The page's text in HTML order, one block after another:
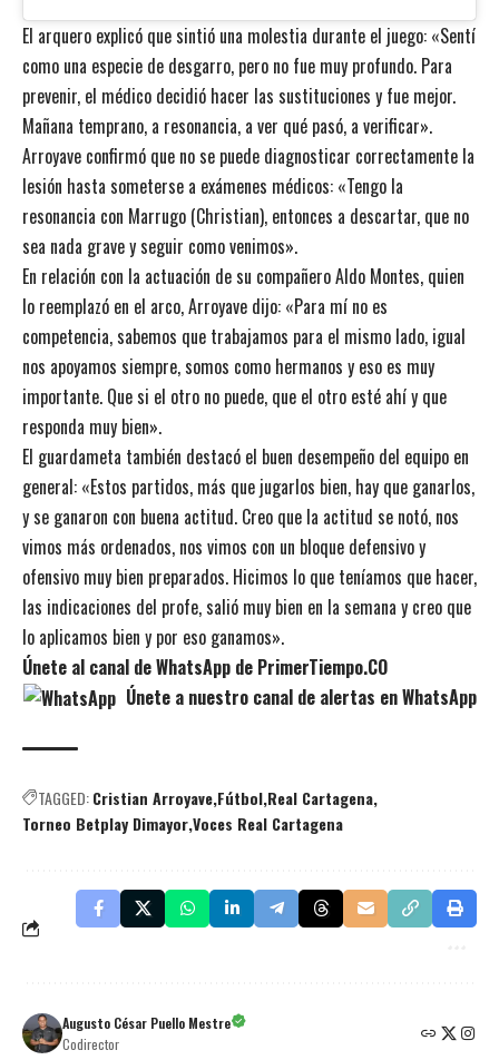
El arquero explicó que sintió una molestia durante el juego: «Sentí
como una especie de desgarro, pero no fue muy profundo. Para
prevenir, el médico decidió hacer las sustituciones y fue mejor.
Mañana temprano, a resonancia, a ver qué pasó, a verificar».
Arroyave confirmó que no se puede diagnosticar correctamente la
lesión hasta someterse a exámenes médicos: «Tengo la
resonancia con Marrugo (Christian), entonces a descartar, que no
sea nada grave y seguir como venimos».
En relación con la actuación de su compañero Aldo Montes, quien
lo reemplazó en el arco, Arroyave dijo: «Para mí no es
competencia, sabemos que trabajamos para el mismo lado, igual
nos apoyamos siempre, somos como hermanos y eso es muy
importante. Que si el otro no puede, que el otro esté ahí y que
responda muy bien».
El guardameta también destacó el buen desempeño del equipo en
general: «Estos partidos, más que jugarlos bien, hay que ganarlos,
y se ganaron con buena actitud. Creo que la actitud se notó, nos
vimos más ordenados, nos vimos con un bloque defensivo y
ofensivo muy bien preparados. Hicimos lo que teníamos que hacer,
las indicaciones del profe, salió muy bien en la semana y creo que
lo aplicamos bien y por eso ganamos».
Únete al canal de WhatsApp de PrimerTiempo.CO
Únete a nuestro canal de alertas en WhatsApp
TAGGED:Cristian Arroyave Fútbol Real Cartagena
Torneo Betplay DimayorVoces Real Cartagena
Augusto César Puello Mestre
Codirector